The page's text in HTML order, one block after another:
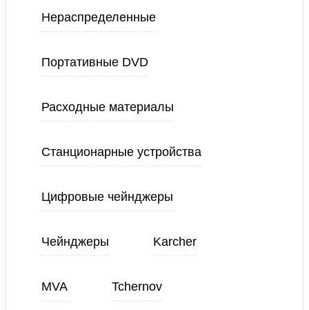
Нераспределенные
Портативные DVD
Расходные материалы
Станционарные устройства
Цифровые чейнджеры
Чейнджеры Karcher
MVA Tchernov